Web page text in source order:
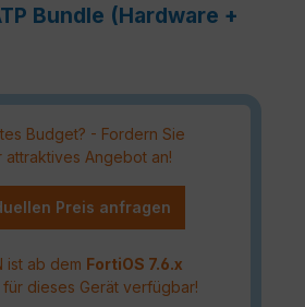
Bundle (Hardware +
Budget? - Fordern Sie
attraktives Angebot an!
Preis anfragen
ist ab dem FortiOS 7.6.x
für dieses Gerät verfügbar!